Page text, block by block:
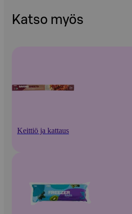
Katso myös
Keittiö ja kattaus